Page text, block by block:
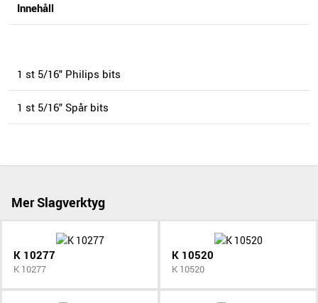
Innehåll
1 st 5/16" Philips bits
1 st 5/16" Spår bits
Mer Slagverktyg
K 10277
K 10277
K 10520
K 10520